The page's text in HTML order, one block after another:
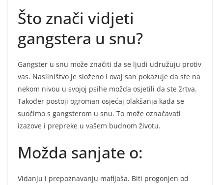
Što znači vidjeti
gangstera u snu?
Gangster u snu može značiti da se ljudi udružuju protiv
vas. Nasilništvo je složeno i ovaj san pokazuje da ste na
nekom nivou u svojoj psihe možda osjetili da ste žrtva.
Također postoji ogroman osjećaj olakšanja kada se
suočimo s gangsterom u snu. To može označavati
izazove i prepreke u vašem budnom životu.
Možda sanjate o:
Vidanju i prepoznavanju mafijaša. Biti progonjen od